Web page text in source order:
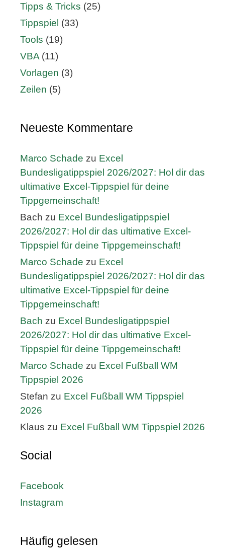
Tipps & Tricks (25)
Tippspiel (33)
Tools (19)
VBA (11)
Vorlagen (3)
Zeilen (5)
Neueste Kommentare
Marco Schade zu Excel
Bundesligatippspiel 2026/2027: Hol dir das
ultimative Excel-Tippspiel für deine
Tippgemeinschaft!
Bach zu Excel Bundesligatippspiel
2026/2027: Hol dir das ultimative Excel-
Tippspiel für deine Tippgemeinschaft!
Marco Schade zu Excel
Bundesligatippspiel 2026/2027: Hol dir das
ultimative Excel-Tippspiel für deine
Tippgemeinschaft!
Bach zu Excel Bundesligatippspiel
2026/2027: Hol dir das ultimative Excel-
Tippspiel für deine Tippgemeinschaft!
Marco Schade zu Excel Fußball WM
Tippspiel 2026
Stefan zu Excel Fußball WM Tippspiel
2026
Klaus zu Excel Fußball WM Tippspiel 2026
Social
Facebook
Instagram
Häufig gelesen